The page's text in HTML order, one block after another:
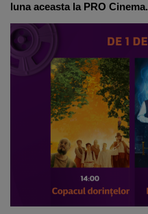
luna aceasta la PRO Cinema.